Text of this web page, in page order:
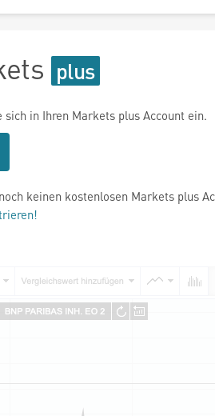
sich in Ihren Markets plus Account ein.
keinen kostenlosen Markets plus